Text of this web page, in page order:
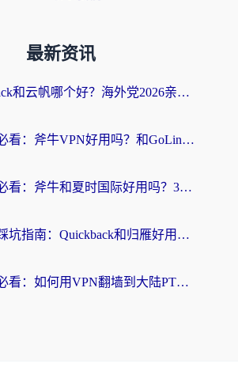
最新资讯
Quickback和云帆哪个好？海外党2026亲测指南：选对加速器大陆工具，无缝刷国内剧玩国服
海外党必看：斧牛VPN好用吗？和GoLinkVPN对比哪个回国效果更好？
海外党必看：斧牛和夏时国际好用吗？3步选对回国加速器，无缝刷国内资源
海外党踩坑指南：Quickback和归雁好用吗？选对加速器才能无缝刷国内资源
海外党必看：如何用VPN翻墙到大陆PTT？一篇解决你所有回国加速痛点